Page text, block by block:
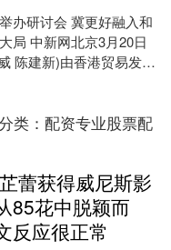
办研讨会 冀更好融入和
局 中新网北京3月20日
陈建新)由香港贸易发展
区)商会合办的“国家新
类： 配资专业股票配
蕾获得威尼斯影
85花中脱颖而
反应很正常